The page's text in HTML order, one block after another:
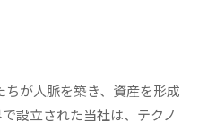
が人脈を築き、資産を形成
設立された当社は、テクノ